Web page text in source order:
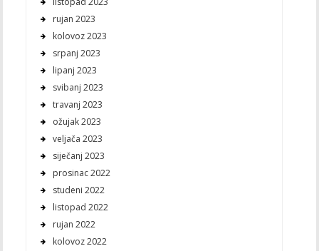
rujan 2023
kolovoz 2023
srpanj 2023
lipanj 2023
svibanj 2023
travanj 2023
ožujak 2023
veljača 2023
siječanj 2023
prosinac 2022
studeni 2022
listopad 2022
rujan 2022
kolovoz 2022